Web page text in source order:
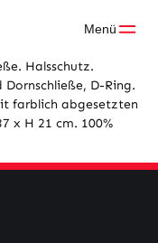
Menü
Halsschutz.
D-Ring.
farblich abgesetzten
x H 21 cm. 100%